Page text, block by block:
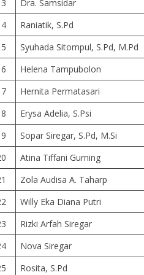
Dra. Samsidar
Raniatik, S.Pd
Syuhada Sitompul, S.Pd, M.Pd
Helena Tampubolon
Hernita Permatasari
Erysa Adelia, S.Psi
Sopar Siregar, S.Pd, M.Si
Atina Tiffani Gurning
Zola Audisa A. Taharp
Willy Eka Diana Putri
Rizki Arfah Siregar
Nova Siregar
Rosita, S.Pd